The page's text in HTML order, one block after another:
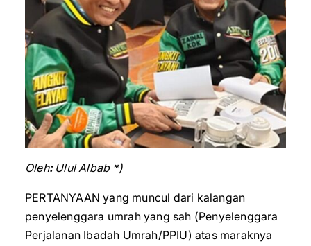
Oleh:Ulul Albab *)
PERTANYAAN yang muncul dari kalangan
penyelenggara umrah yang sah (Penyelenggara
Perjalanan Ibadah Umrah/PPIU) atas maraknya